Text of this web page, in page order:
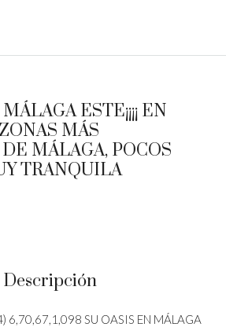
ESTE¡¡¡¡ EN
MÁS
MÁLAGA, POCOS
TRANQUILA
Descripción
6,70,67,1,098 SU OASIS EN MÁLAGA